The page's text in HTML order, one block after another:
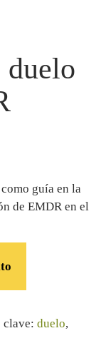
como guía en la
de EMDR en el
clave: duelo,